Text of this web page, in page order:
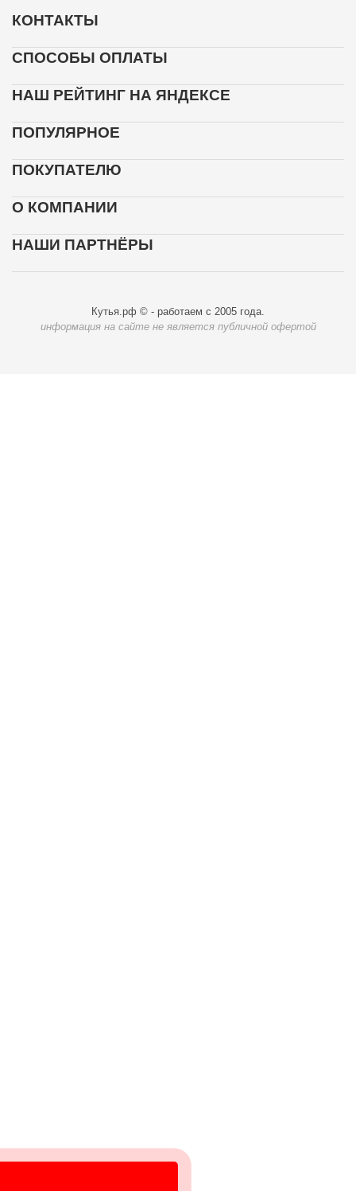
КОНТАКТЫ
СПОСОБЫ ОПЛАТЫ
НАШ РЕЙТИНГ НА ЯНДЕКСЕ
ПОПУЛЯРНОЕ
ПОКУПАТЕЛЮ
О КОМПАНИИ
НАШИ ПАРТНЁРЫ
Кутья.рф © - работаем с 2005 года.
информация на сайте не является публичной офертой